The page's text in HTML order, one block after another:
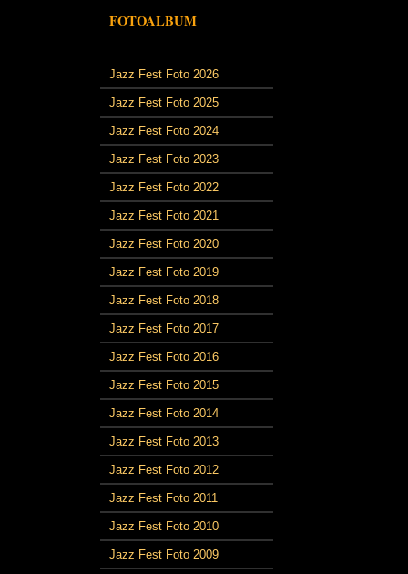
FOTOALBUM
Jazz Fest Foto 2026
Jazz Fest Foto 2025
Jazz Fest Foto 2024
Jazz Fest Foto 2023
Jazz Fest Foto 2022
Jazz Fest Foto 2021
Jazz Fest Foto 2020
Jazz Fest Foto 2019
Jazz Fest Foto 2018
Jazz Fest Foto 2017
Jazz Fest Foto 2016
Jazz Fest Foto 2015
Jazz Fest Foto 2014
Jazz Fest Foto 2013
Jazz Fest Foto 2012
Jazz Fest Foto 2011
Jazz Fest Foto 2010
Jazz Fest Foto 2009